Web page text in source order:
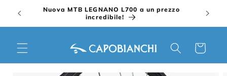
direttamenteNuova MTB LEGNANO L700 a un prezzo
incredibile!
Carrello